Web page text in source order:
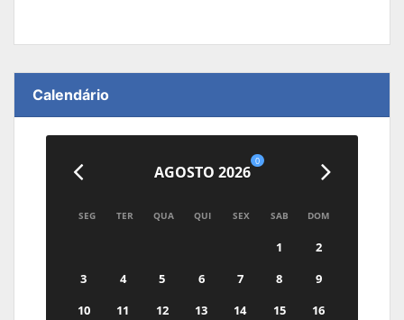
Calendário
AGOSTO 2026
0
SEG TER QUA QUI SEX SAB DOM
1
2
3
4 5 6 7 8
9
10
11 12 13 14 15
16